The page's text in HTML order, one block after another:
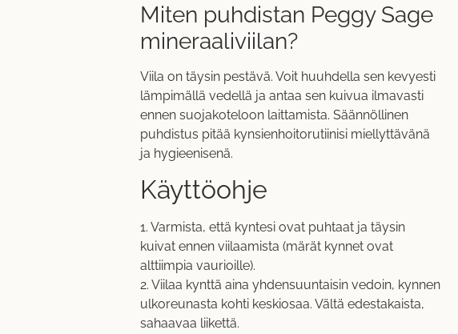
Miten puhdistan Peggy Sage
mineraaliviilan?
Viila on täysin pestävä. Voit huuhdella sen kevyesti
lämpimällä vedellä ja antaa sen kuivua ilmavasti
ennen suojakoteloon laittamista. Säännöllinen
puhdistus pitää kynsienhoitorutiinisi miellyttävänä
ja hygieenisenä.
Käyttöohje
1. Varmista, että kyntesi ovat puhtaat ja täysin
kuivat ennen viilaamista (märät kynnet ovat
alttiimpia vaurioille).
2. Viilaa kynttä aina yhdensuuntaisin vedoin, kynnen
ulkoreunasta kohti keskiosaa. Vältä edestakaista,
sahaavaa liikettä.